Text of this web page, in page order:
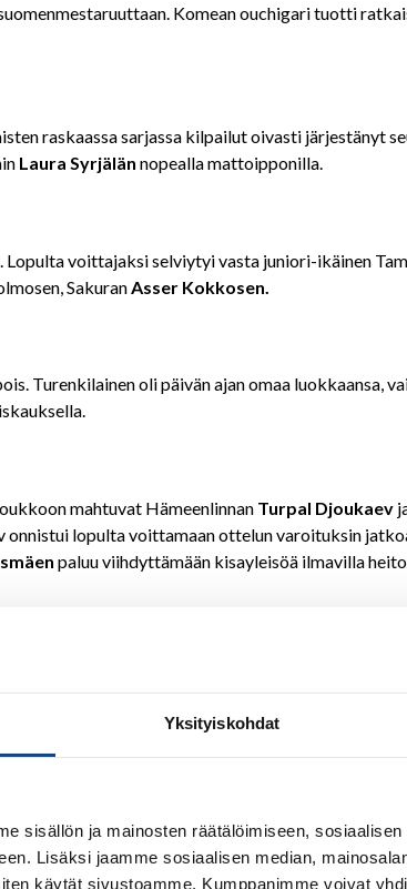
Yksityiskohdat
sisällön ja mainosten räätälöimiseen,
Lisäksi jaamme sosiaalisen median,
käytät sivustoamme. Kumppanimme voivat
Komean ouchigari tuotti
raskaassa sarjassa kilpailut oivasti järjestänyt
Laura Syrjälän nopealla mattoipponilla.
voittajaksi selviytyi vasta juniori-ikäinen
Sakuran Asser Kokkosen.
Turenkilainen oli päivän ajan omaa luokkaansa,
mahtuvat Hämeenlinnan Turpal Djoukaev
lopulta voittamaan ottelun varoituksin
paluu viihdyttämään kisayleisöä ilmavilla
kovaa
kuten vuosina 2021 ja 2022. Kuten viimekin